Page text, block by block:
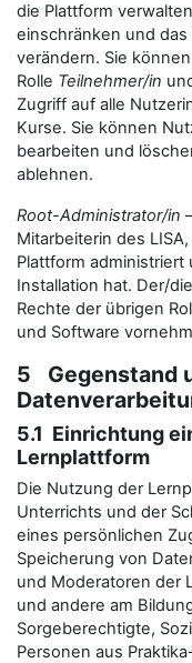
die Plattform
einschränken und
verändern. Sie
Rolle Teilnehmer/in
Zugriff auf alle
Kurse. Sie können
bearbeiten und
ablehnen.
Root-Administrator/in
Mitarbeiterin des
Plattform
Installation hat. Der/die
Rechte der übrigen
und Software
5 Gegenstand
5.1 Einrichtung
Lernplattform
Die Nutzung der
Unterrichts und der
eines persönlichen
Speicherung von
und Moderatoren der
und andere am
Sorgeberechtigte,
Personen aus